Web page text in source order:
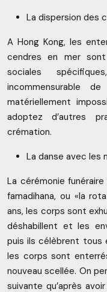
La dispersion des
A Hong Kong, les
cendres en mer
sociales
incommensurable
matériellement
adoptez d’autres
crémation.
La danse avec les
La cérémonie
famadihana, ou «la
ans, les corps sont
déshabillent et les
puis ils célèbrent tous
les corps sont
nouveau scellée. On
suivante qu’après